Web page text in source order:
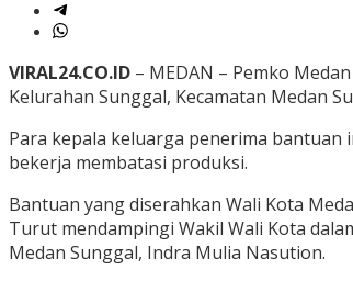
VIRAL24.CO.ID – MEDAN – Pemko
Kelurahan Sunggal, Kecamatan Medan
Para kepala keluarga penerima
bekerja membatasi produksi.
Bantuan yang diserahkan Wali Kota
Turut mendampingi Wakil Wali Kota
Medan Sunggal, Indra Mulia Nasution.